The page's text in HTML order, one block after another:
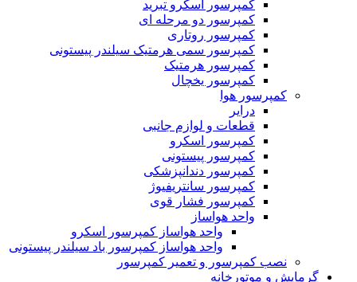
کمپرسور اسکرو تبرید
کمپرسور دو مرحله ای
کمپرسور روتاری
کمپرسور سمی هرمتیک سیلندر پیستونی
کمپرسور هرمتیک
کمپرسور یخچال
کمپرسور هوا
درایر
قطعات و لوازم جانبی
کمپرسور اسکرو
کمپرسور پیستونی
کمپرسور دندانپزشکی
کمپرسور سانتریفیوژ
کمپرسور فشار قوی
واحد هواساز
واحد هواساز کمپرسور اسکرو
واحد هواساز کمپرسور باد سیلندر پیستونی
نصب کمپرسور و تعمیر کمپرسور
گرمایش و موتورخانه